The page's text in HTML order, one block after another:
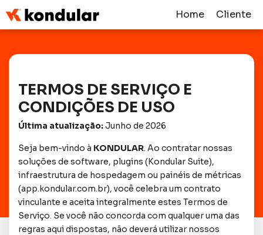
Home Cliente
TERMOS DE SERVIÇO E
CONDIÇÕES DE USO
Última atualização:Junho de 2026
Seja bem-vindo à KONDULAR. Ao contratar nossas
soluções de software, plugins (Kondular Suite),
infraestrutura de hospedagem ou painéis de métricas
(app.kondular.com.br), você celebra um contrato
vinculante e aceita integralmente estes Termos de
Serviço. Se você não concorda com qualquer uma das
regras aqui dispostas, não deverá utilizar nossos